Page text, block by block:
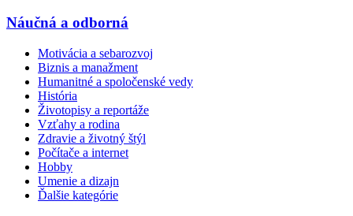
Náučná a odborná
Motivácia a sebarozvoj
Biznis a manažment
Humanitné a spoločenské vedy
História
Životopisy a reportáže
Vzťahy a rodina
Zdravie a životný štýl
Počítače a internet
Hobby
Umenie a dizajn
Ďalšie kategórie